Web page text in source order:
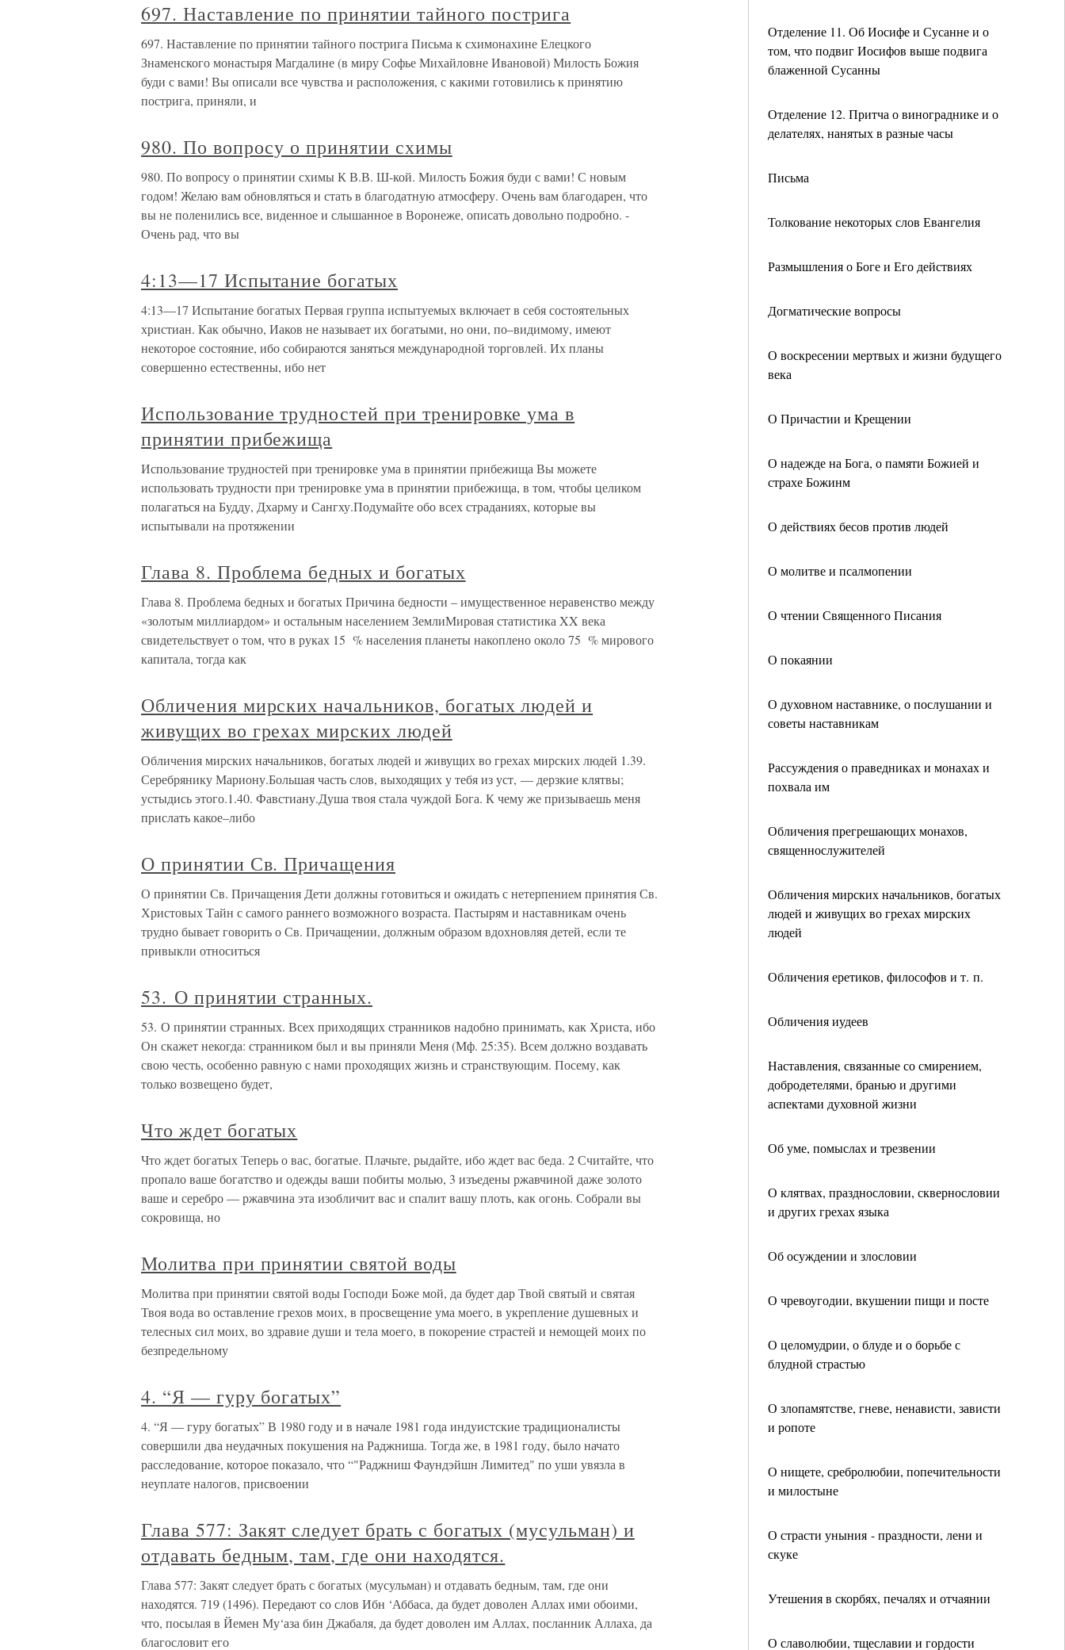
Отделение 11. Об Иосифе и Сусанне и о
том, что подвиг Иосифов выше подвига
блаженной Сусанны
Отделение 12. Притча о винограднике и о
делателях, нанятых в разные часы
Письма
Толкование некоторых слов Евангелия
Размышления о Боге и Его действиях
Догматические вопросы
О воскресении мертвых и жизни будущего
века
О Причастии и Крещении
О надежде на Бога, о памяти Божией и
страхе Божинм
О действиях бесов против людей
О молитве и псалмопении
О чтении Священного Писания
О покаянии
О духовном наставнике, о послушании и
советы наставникам
Рассуждения о праведниках и монахах и
похвала им
Обличения прегрешающих монахов,
священнослужителей
Обличения мирских начальников, богатых
людей и живущих во грехах мирских
людей
Обличения еретиков, философов и т. п.
Обличения иудеев
Наставления, связанные со смирением,
добродетелями, бранью и другими
аспектами духовной жизни
Об уме, помыслах и трезвении
О клятвах, празднословии, сквернословии
и других грехах языка
Об осуждении и злословии
О чревоугодии, вкушении пищи и посте
О целомудрии, о блуде и о борьбе с
блудной страстью
О злопамятстве, гневе, ненависти, зависти
и ропоте
О нищете, сребролюбии, попечительности
и милостыне
О страсти уныния - праздности, лени и
скуке
Утешения в скорбях, печалях и отчаянии
О славолюбии, тщеславии и гордости
697. Наставление по принятии тайного пострига
697. Наставление по принятии тайного пострига Письма к схимонахине Елецкого
Знаменского монастыря Магдалине (в миру Софье Михайловне Ивановой) Милость Божия
буди с вами! Вы описали все чувства и расположения, с какими готовились к принятию
пострига, приняли, и
980. По вопросу о принятии схимы
980. По вопросу о принятии схимы К В.В. Ш-кой. Милость Божия буди с вами! С новым
годом! Желаю вам обновляться и стать в благодатную атмосферу. Очень вам благодарен, что
вы не поленились все, виденное и слышанное в Воронеже, описать довольно подробно. -
Очень рад, что вы
4:13—17 Испытание богатых
4:13—17 Испытание богатых Первая группа испытуемых включает в себя состоятельных
христиан. Как обычно, Иаков не называет их богатыми, но они, по–видимому, имеют
некоторое состояние, ибо собираются заняться международной торговлей. Их планы
совершенно естественны, ибо нет
Использование трудностей при тренировке ума в
принятии прибежища
Использование трудностей при тренировке ума в принятии прибежища Вы можете
использовать трудности при тренировке ума в принятии прибежища, в том, чтобы целиком
полагаться на Будду, Дхарму и Сангху.Подумайте обо всех страданиях, которые вы
испытывали на протяжении
Глава 8. Проблема бедных и богатых
Глава 8. Проблема бедных и богатых Причина бедности – имущественное неравенство между
«золотым миллиардом» и остальным населением ЗемлиМировая статистика XX века
свидетельствует о том, что в руках 15 % населения планеты накоплено около 75 % мирового
капитала, тогда как
Обличения мирских начальников, богатых людей и
живущих во грехах мирских людей
Обличения мирских начальников, богатых людей и живущих во грехах мирских людей 1.39.
Серебрянику Мариону.Большая часть слов, выходящих у тебя из уст, — дерзкие клятвы;
устыдись этого.1.40. Фавстиану.Душа твоя стала чуждой Бога. К чему же призываешь меня
прислать какое–либо
О принятии Св. Причащения
О принятии Св. Причащения Дети должны готовиться и ожидать с нетерпением принятия Св.
Христовых Тайн с самого раннего возможного возраста. Пастырям и наставникам очень
трудно бывает говорить о Св. Причащении, должным образом вдохновляя детей, если те
привыкли относиться
53. О принятии странных.
53. О принятии странных. Всех приходящих странников надобно принимать, как Христа, ибо
Он скажет некогда: странником был и вы приняли Меня (Мф. 25:35). Всем должно воздавать
свою честь, особенно равную с нами проходящих жизнь и странствующим. Посему, как
только возвещено будет,
Что ждет богатых
Что ждет богатых Теперь о вас, богатые. Плачьте, рыдайте, ибо ждет вас беда. 2 Считайте, что
пропало ваше богатство и одежды ваши побиты молью, 3 изъедены ржавчиной даже золото
ваше и серебро — ржавчина эта изобличит вас и спалит вашу плоть, как огонь. Собрали вы
сокровища, но
Молитва при принятии святой воды
Молитва при принятии святой воды Господи Боже мой, да будет дар Твой святый и святая
Твоя вода во оставление грехов моих, в просвещение ума моего, в укрепление душевных и
телесных сил моих, во здравие души и тела моего, в покорение страстей и немощей моих по
безпредельному
4. “Я — гуру богатых”
4. “Я — гуру богатых” В 1980 году и в начале 1981 года индуистские традиционалисты
совершили два неудачных покушения на Раджниша. Тогда же, в 1981 году, было начато
расследование, которое показало, что “"Раджниш Фаундэйшн Лимитед" по уши увязла в
неуплате налогов, присвоении
Глава 577: Закят следует брать с богатых (мусульман) и
отдавать бедным, там, где они находятся.
Глава 577: Закят следует брать с богатых (мусульман) и отдавать бедным, там, где они
находятся. 719 (1496). Передают со слов Ибн ‘Аббаса, да будет доволен Аллах ими обоими,
что, посылая в Йемен Му‘аза бин Джабаля, да будет доволен им Аллах, посланник Аллаха, да
благословит его